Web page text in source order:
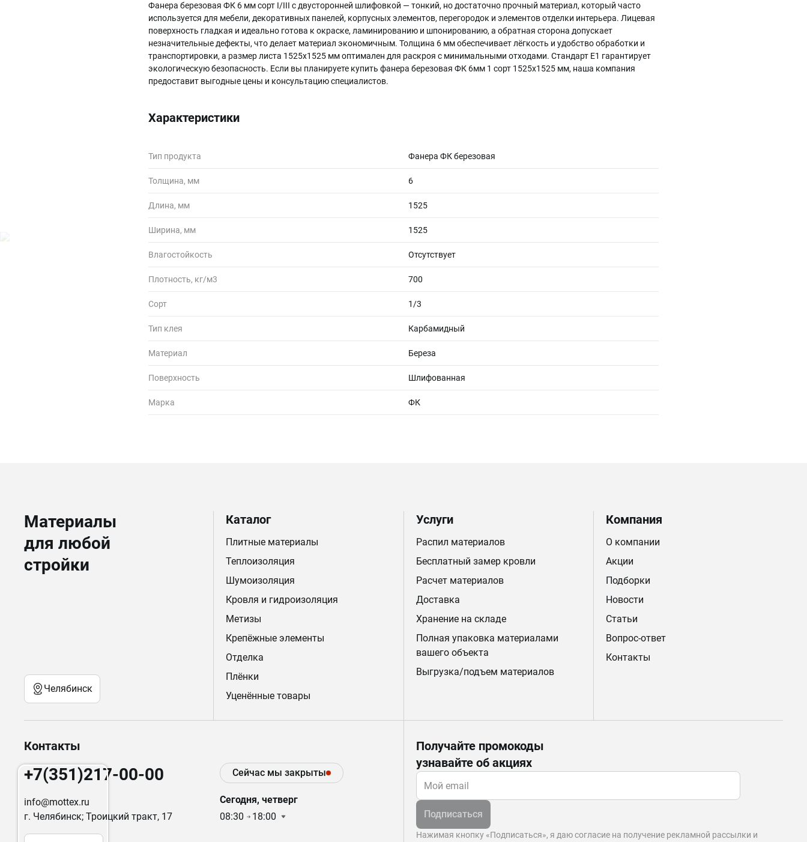
Фанера березовая ФК 6 мм сорт I/III с двусторонней шлифовкой — тонкий, но достаточно прочный материал, который часто
используется для мебели, декоративных панелей, корпусных элементов, перегородок и элементов отделки интерьера. Лицевая
поверхность гладкая и идеально готова к окраске, ламинированию и шпонированию, а обратная сторона допускает
незначительные дефекты, что делает материал экономичным. Толщина 6 мм обеспечивает лёгкость и удобство обработки и
транспортировки, а размер листа 1525х1525 мм оптимален для раскроя с минимальными отходами. Стандарт Е1 гарантирует
экологическую безопасность. Если вы планируете купить фанера березовая ФК 6мм 1 сорт 1525х1525 мм, наша компания
предоставит выгодные цены и консультацию специалистов.
Характеристики
Тип продукта Фанера ФК березовая
Толщина, мм 6
Длина, мм 1525
Ширина, мм 1525
Влагостойкость Отсутствует
Плотность, кг/м3 700
Сорт 1/3
Тип клея Карбамидный
Материал Береза
Поверхность Шлифованная
Марка ФК
Материалы
для любой
стройки
Челябинск
Каталог
Плитные материалы
Теплоизоляция
Шумоизоляция
Кровля и гидроизоляция
Метизы
Крепёжные элементы
Отделка
Плёнки
Уценённые товары
Услуги
Распил материалов
Бесплатный замер кровли
Расчет материалов
Доставка
Хранение на складе
Полная упаковка материалами
вашего объекта
Выгрузка/подъем материалов
Компания
О компании
Акции
Подборки
Новости
Статьи
Вопрос-ответ
Контакты
Контакты
+7(351)217-00-00
info@mottex.ru
г. Челябинск; Троицкий тракт, 17
Сейчас мы закрыты
Сегодня, четверг
08:30
18:00
Получайте промокоды
узнавайте об акциях
Подписаться
Нажимая кнопку «Подписаться», я даю согласие на получение рекламной рассылки и